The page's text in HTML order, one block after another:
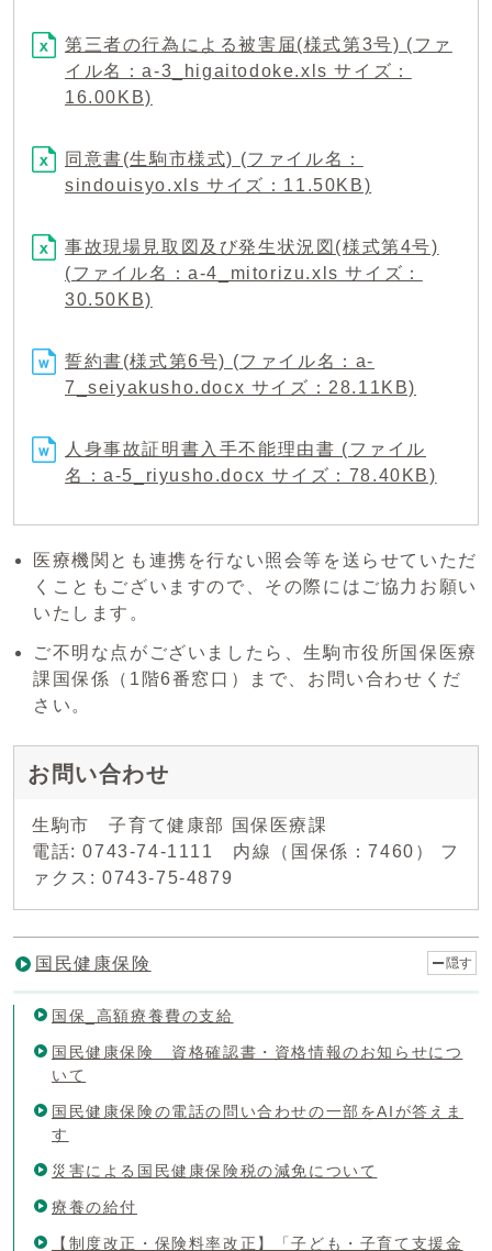
第三者の行為による被害届(様式第3号) (ファ
イル名：a-3_higaitodoke.xls サイズ：
16.00KB)
同意書(生駒市様式) (ファイル名：
sindouisyo.xls サイズ：11.50KB)
事故現場見取図及び発生状況図(様式第4号)
(ファイル名：a-4_mitorizu.xls サイズ：
30.50KB)
誓約書(様式第6号) (ファイル名：a-
7_seiyakusho.docx サイズ：28.11KB)
人身事故証明書入手不能理由書 (ファイル
名：a-5_riyusho.docx サイズ：78.40KB)
医療機関とも連携を行ない照会等を送らせていただ
くこともございますので、その際にはご協力お願い
いたします。
ご不明な点がございましたら、生駒市役所国保医療
課国保係（1階6番窓口）まで、お問い合わせくだ
さい。
お問い合わせ
生駒市 子育て健康部 国保医療課
電話: 0743-74-1111 内線（国保係：7460） フ
ァクス: 0743-75-4879
国民健康保険 隠す
国保_高額療養費の支給
国民健康保険 資格確認書・資格情報のお知らせにつ
いて
国民健康保険の電話の問い合わせの一部をAIが答えま
す
災害による国民健康保険税の減免について
療養の給付
【制度改正・保険料率改正】「子ども・子育て支援金